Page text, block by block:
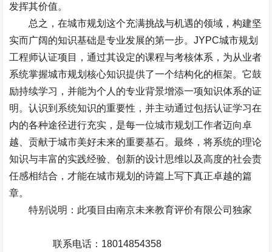
发挥其价值。
总之，在城市规划这个充满挑战与机遇的领域，构建坚
实而广阔的知识基础是专业发展的第一步。JYPC城市规划
工程师认证项目，通过其设定的课程与考核体系，为从业者
系统掌握城市规划核心知识提供了一个结构化的框架。它鼓
励持续学习，并能为个人的专业背景增添一项知识体系的证
明。认识到系统知识的重要性，并主动通过包括认证学习在
内的各种途径进行充实，是每一位城市规划工作者迈向卓
越、贡献于城市美好未来的重要基石。最终，将系统的理论
知识与丰富的实践经验、创新的设计思维以及高度的社会责
任感相结合，才能在城市规划的诗篇上写下真正卓越的篇
章。
特别说明：此项目由南京未来教育评价有限公司独家
联系电话： 18014854358